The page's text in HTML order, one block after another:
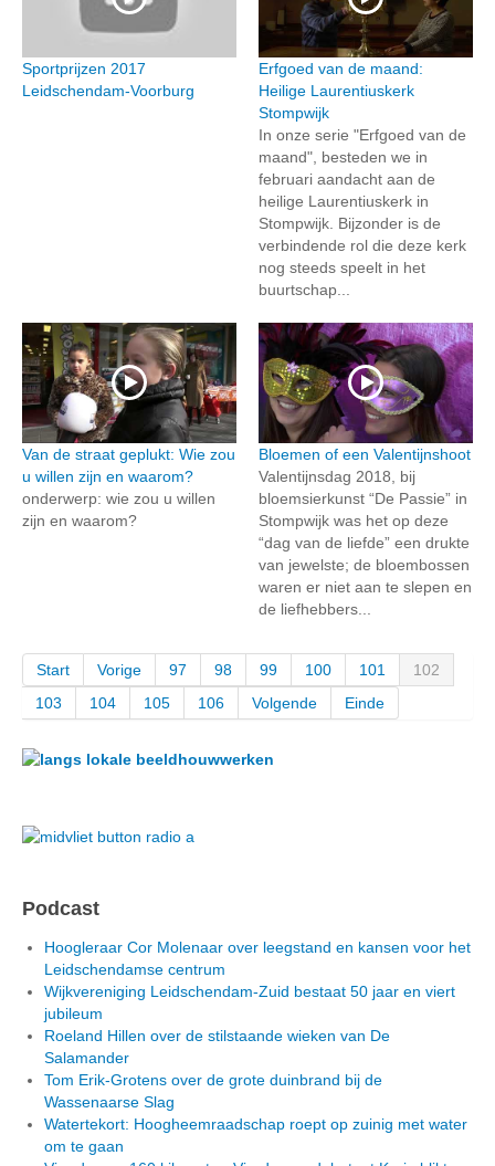
Sportprijzen 2017
Leidschendam-Voorburg
Erfgoed van de maand:
Heilige Laurentiuskerk
Stompwijk
In onze serie "Erfgoed van de
maand", besteden we in
februari aandacht aan de
heilige Laurentiuskerk in
Stompwijk. Bijzonder is de
verbindende rol die deze kerk
nog steeds speelt in het
buurtschap...
Van de straat geplukt: Wie zou
u willen zijn en waarom?
onderwerp: wie zou u willen
zijn en waarom?
Bloemen of een Valentijnshoot
Valentijnsdag 2018, bij
bloemsierkunst “De Passie” in
Stompwijk was het op deze
“dag van de liefde” een drukte
van jewelste; de bloembossen
waren er niet aan te slepen en
de liefhebbers...
Start Vorige 97 98 99 100 101
102
103
104 105 106 Volgende Einde
Podcast
Hoogleraar Cor Molenaar over leegstand en kansen voor het
Leidschendamse centrum
Wijkvereniging Leidschendam-Zuid bestaat 50 jaar en viert
jubileum
Roeland Hillen over de stilstaande wieken van De
Salamander
Tom Erik-Grotens over de grote duinbrand bij de
Wassenaarse Slag
Watertekort: Hoogheemraadschap roept op zuinig met water
om te gaan